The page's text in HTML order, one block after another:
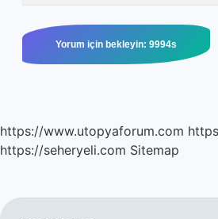
https://www.utopyaforum.com
https://seheryeli.com Sitemap